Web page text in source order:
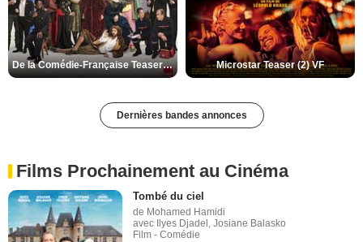
De la Comédie-Française Teaser (3) VF Microstar Teaser (2) VF
Dernières bandes annonces
Films Prochainement au Cinéma
Tombé du ciel
de Mohamed Hamidi
avec Ilyes Djadel, Josiane Balasko
Film - Comédie